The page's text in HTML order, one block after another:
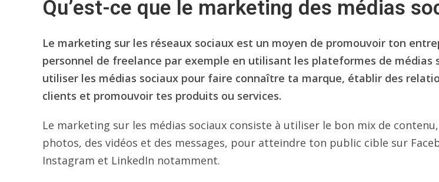
Qu’est-ce que le marketing des médias
Le marketing sur les réseaux sociaux est un moyen de promouvoir ton
personnel de freelance par exemple en utilisant les plateformes de médias
utiliser les médias sociaux pour faire connaître ta marque, établir des
clients et promouvoir tes produits ou services.
Le marketing sur les médias sociaux consiste à utiliser le bon mix de
photos, des vidéos et des messages, pour atteindre ton public cible sur
Instagram et LinkedIn notamment.